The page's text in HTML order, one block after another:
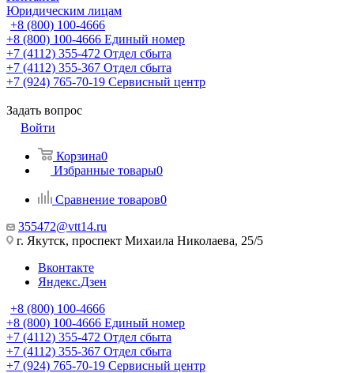
Юридическим лицам
+8 (800) 100-4666
+8 (800) 100-4666 Единый номер
+7 (4112) 355-472 Отдел сбыта
+7 (4112) 355-367 Отдел сбыта
+7 (924) 765-70-19 Сервисный центр
Задать вопрос
Войти
Корзина0
Избранные товары0
Сравнение товаров0
355472@vtt14.ru
г. Якутск, проспект Михаила Николаева, 25/5
Вконтакте
Яндекс.Дзен
+8 (800) 100-4666
+8 (800) 100-4666 Единый номер
+7 (4112) 355-472 Отдел сбыта
+7 (4112) 355-367 Отдел сбыта
+7 (924) 765-70-19 Сервисный центр